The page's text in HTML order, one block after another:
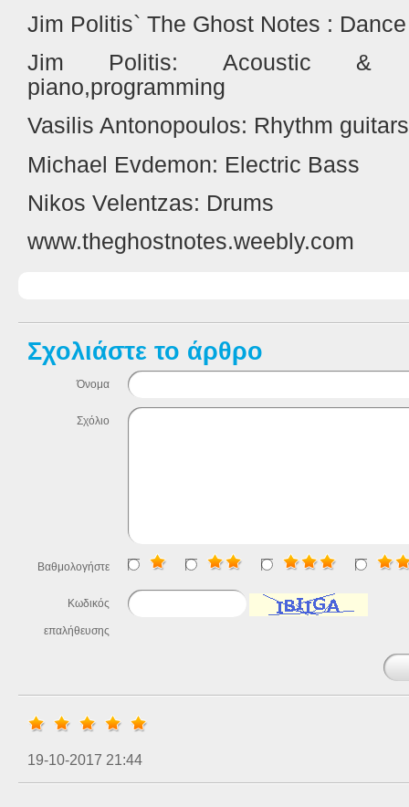
Jim Politis` The Ghost Notes :
Jim Politis: Acoustic &
piano,programming
Vasilis Antonopoulos: Rhythm guitars
Michael Evdemon: Electric Bass
Nikos Velentzas: Drums
www.theghostnotes.weebly.com
Σχολιάστε το άρθρο
Όνομα
Σχόλιο
Βαθμολογήστε
Κωδικός
επαλήθευσης
19-10-2017 21:44